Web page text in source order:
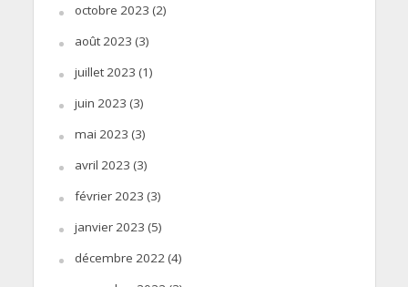
octobre 2023 (2)
août 2023 (3)
juillet 2023 (1)
juin 2023 (3)
mai 2023 (3)
avril 2023 (3)
février 2023 (3)
janvier 2023 (5)
décembre 2022 (4)